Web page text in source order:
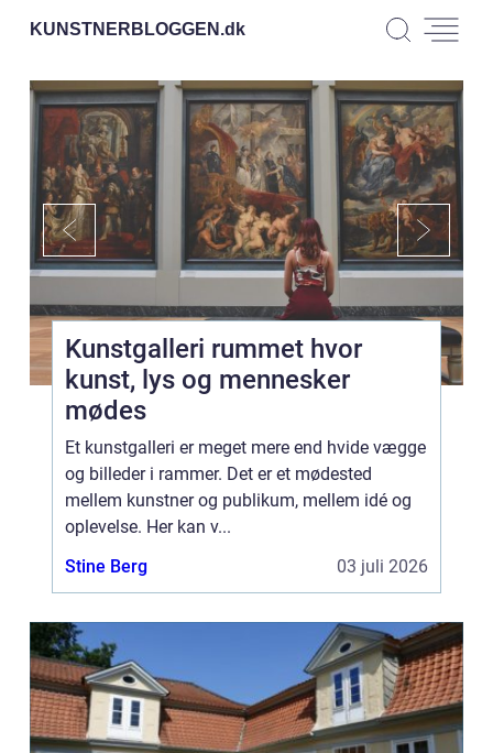
KUNSTNERBLOGGEN.dk
Kunstgalleri rummet hvor
kunst, lys og mennesker
mødes
Et kunstgalleri er meget mere end hvide vægge
og billeder i rammer. Det er et mødested
mellem kunstner og publikum, mellem idé og
oplevelse. Her kan v...
Stine Berg
03 juli 2026